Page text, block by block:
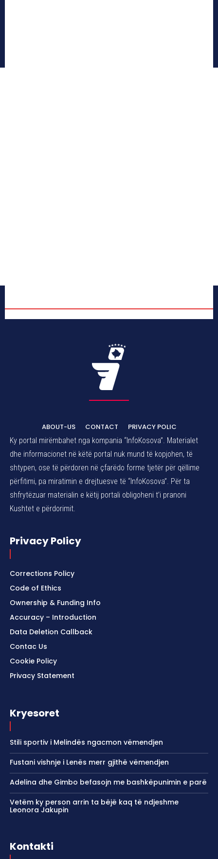
ABOUT-US CONTACT
PRIVACY POLIC
Ky portal mirëmbahet nga kompania “InfoKosova”. Materialet
dhe informacionet në këtë portal nuk mund të kopjohen, të
shtypen, ose të përdoren në çfarëdo forme tjetër për qëllime
përfitimi, pa miratimin e drejtuesve të “InfoKosova”. Për ta
shfrytëzuar materialin e këtij portali obligoheni t’i pranoni
Kushtet e përdorimit.
Privacy Policy
Corrections Policy
Code of Ethics
Ownership & Funding Info
Accuracy – Introduction
Data Deletion Callback
Contac Us
Cookie Policy
Privacy Statement
Kryesoret
Stili sportiv i Melindës ngacmon vëmendjen
Fustani vishnje i Lenës merr gjithë vëmendjen
Adelina dhe Gimbo befasojn me bashkëpunimin e parë
Vetëm ky person arrin ta bëjë kaq të ndjeshme
Leonora Jakupin
Kontakti